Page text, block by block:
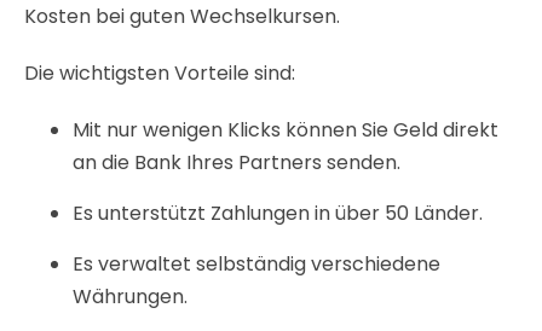
Kosten bei guten Wechselkursen.
Die wichtigsten Vorteile sind:
Mit nur wenigen Klicks können Sie Geld direkt
an die Bank Ihres Partners senden.
Es unterstützt Zahlungen in über 50 Länder.
Es verwaltet selbständig verschiedene
Währungen.